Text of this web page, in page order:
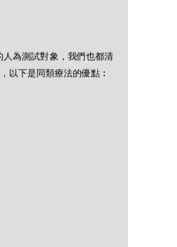
人為測試對象，我們也都清
以下是同類療法的優點︰